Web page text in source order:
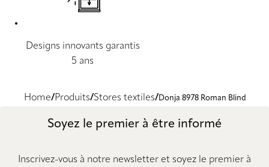
Designs innovants garantis
5 ans
Home Produits Stores textiles Donja 8978 Roman Blind
Soyez le premier à être informé
Inscrivez-vous à notre newsletter et soyez le premier à